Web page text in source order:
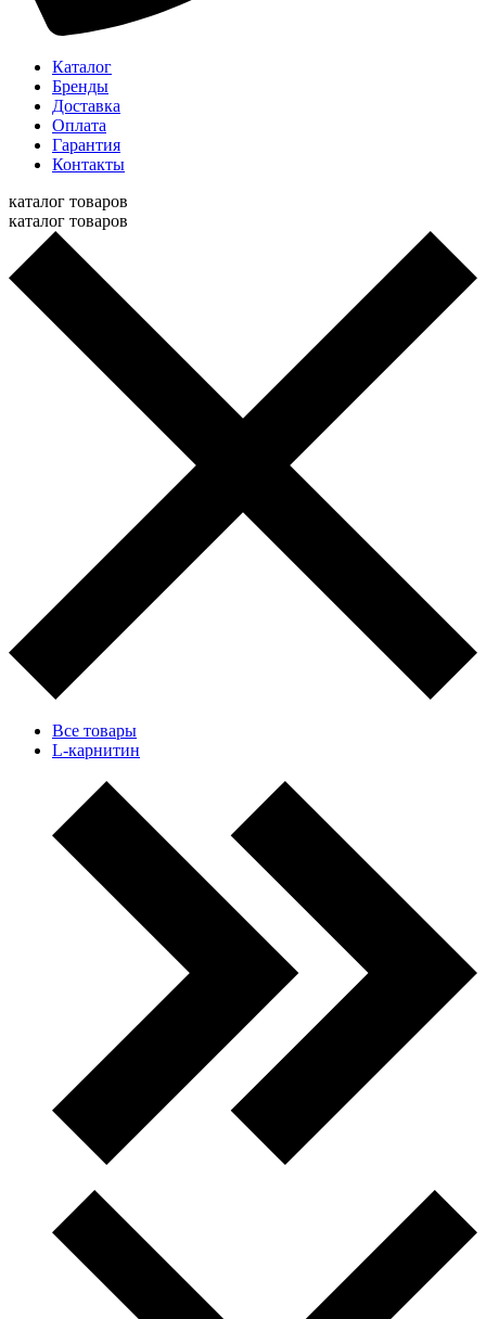
Каталог
Бренды
Доставка
Оплата
Гарантия
Контакты
каталог товаров
каталог товаров
Все товары
L-карнитин